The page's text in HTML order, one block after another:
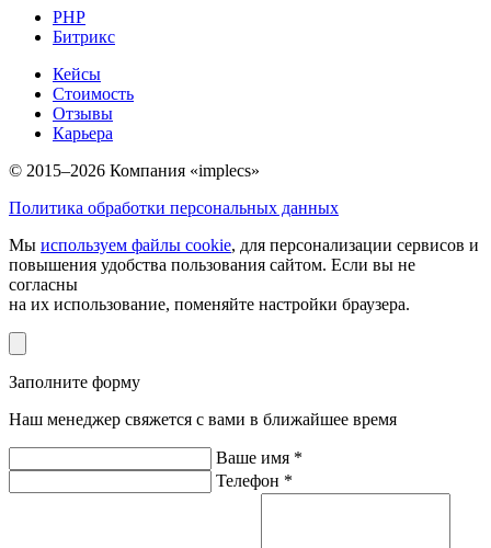
PHP
Битрикс
Кейсы
Стоимость
Отзывы
Карьера
© 2015–2026 Компания «implecs»
Политика обработки персональных данных
Мы используем файлы cookie, для персонализации сервисов и
повышения удобства пользования сайтом. Если вы не
согласны
на их использование, поменяйте настройки браузера.
Заполните форму
Наш менеджер свяжется с вами в ближайшее время
Ваше имя *
Телефон *